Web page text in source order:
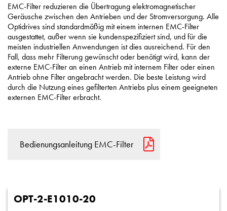
EMC-Filter reduzieren die Übertragung elektromagnetischer
Geräusche zwischen den Antrieben und der Stromversorgung. Alle
Optidrives sind standardmäßig mit einem internen EMC-Filter
ausgestattet, außer wenn sie kundenspezifiziert sind, und für die
meisten industriellen Anwendungen ist dies ausreichend. Für den
Fall, dass mehr Filterung gewünscht oder benötigt wird, kann der
externe EMC-Filter an einen Antrieb mit internem Filter oder einen
Antrieb ohne Filter angebracht werden. Die beste Leistung wird
durch die Nutzung eines gefilterten Antriebs plus einem geeigneten
externen EMC-Filter erbracht.
Bedienungsanleitung EMC-Filter
OPT-2-E1010-20